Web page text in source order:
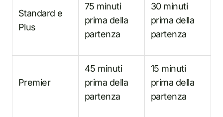
Standard e
Plus
75 minuti
prima della
partenza
30 minuti
prima della
partenza
Premier
45 minuti
prima della
partenza
15 minuti
prima della
partenza